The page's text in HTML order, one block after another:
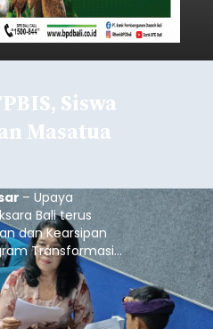
Siswa
Masatua
– Upaya
Bali terus
dan Kearsipan
Transformasi
Sosial (TPBIS).
IV dan V SD
pelatihan
atau